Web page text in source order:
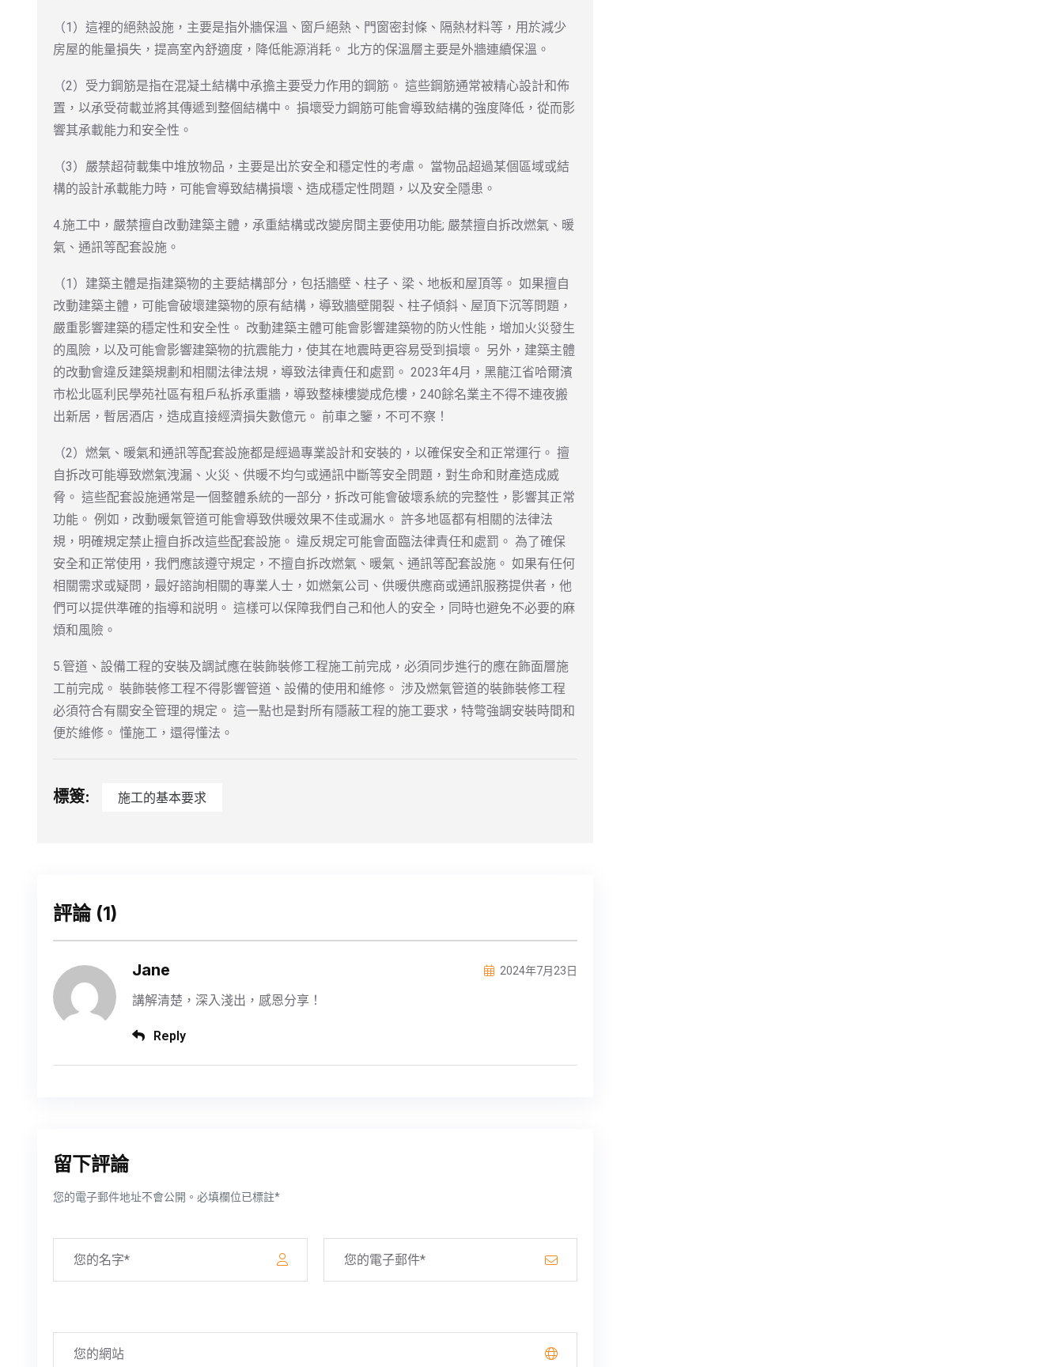
（1）這裡的絕熱設施，主要是指外牆保溫、窗戶絕熱、門窗密封條、隔熱材料等，用於減少
房屋的能量損失，提高室內舒適度，降低能源消耗。 北方的保溫層主要是外牆連續保溫。
（2）受力鋼筋是指在混凝土結構中承擔主要受力作用的鋼筋。 這些鋼筋通常被精心設計和佈
置，以承受荷載並將其傳遞到整個結構中。 損壞受力鋼筋可能會導致結構的強度降低，從而影
響其承載能力和安全性。
（3）嚴禁超荷載集中堆放物品，主要是出於安全和穩定性的考慮。 當物品超過某個區域或結
構的設計承載能力時，可能會導致結構損壞、造成穩定性問題，以及安全隱患。
4.施工中，嚴禁擅自改動建築主體，承重結構或改變房間主要使用功能; 嚴禁擅自拆改燃氣、暖
氣、通訊等配套設施。
（1）建築主體是指建築物的主要結構部分，包括牆壁、柱子、梁、地板和屋頂等。 如果擅自
改動建築主體，可能會破壞建築物的原有結構，導致牆壁開裂、柱子傾斜、屋頂下沉等問題，
嚴重影響建築的穩定性和安全性。 改動建築主體可能會影響建築物的防火性能，增加火災發生
的風險，以及可能會影響建築物的抗震能力，使其在地震時更容易受到損壞。 另外，建築主體
的改動會違反建築規劃和相關法律法規，導致法律責任和處罰。 2023年4月，黑龍江省哈爾濱
市松北區利民學苑社區有租戶私拆承重牆，導致整棟樓變成危樓，240餘名業主不得不連夜搬
出新居，暫居酒店，造成直接經濟損失數億元。 前車之鑒，不可不察！
（2）燃氣、暖氣和通訊等配套設施都是經過專業設計和安裝的，以確保安全和正常運行。 擅
自拆改可能導致燃氣洩漏、火災、供暖不均勻或通訊中斷等安全問題，對生命和財產造成威
脅。 這些配套設施通常是一個整體系統的一部分，拆改可能會破壞系統的完整性，影響其正常
功能。 例如，改動暖氣管道可能會導致供暖效果不佳或漏水。 許多地區都有相關的法律法
規，明確規定禁止擅自拆改這些配套設施。 違反規定可能會面臨法律責任和處罰。 為了確保
安全和正常使用，我們應該遵守規定，不擅自拆改燃氣、暖氣、通訊等配套設施。 如果有任何
相關需求或疑問，最好諮詢相關的專業人士，如燃氣公司、供暖供應商或通訊服務提供者，他
們可以提供準確的指導和説明。 這樣可以保障我們自己和他人的安全，同時也避免不必要的麻
煩和風險。
5.管道、設備工程的安裝及調試應在裝飾裝修工程施工前完成，必須同步進行的應在飾面層施
工前完成。 裝飾裝修工程不得影響管道、設備的使用和維修。 涉及燃氣管道的裝飾裝修工程
必須符合有關安全管理的規定。 這一點也是對所有隱蔽工程的施工要求，特彆強調安裝時間和
便於維修。 懂施工，還得懂法。
標簽: 施工的基本要求
評論 (1)
Jane 2024年7月23日
講解清楚，深入淺出，感恩分享！
Reply
留下評論
您的電子郵件地址不會公開。必填欄位已標註*